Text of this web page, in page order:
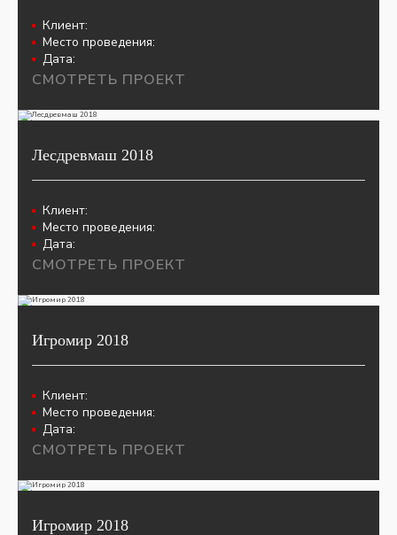
Клиент:
Место проведения:
Дата:
СМОТРЕТЬ ПРОЕКТ
Лесдревмаш 2018
Клиент:
Место проведения:
Дата:
СМОТРЕТЬ ПРОЕКТ
Игромир 2018
Клиент:
Место проведения:
Дата:
СМОТРЕТЬ ПРОЕКТ
Игромир 2018